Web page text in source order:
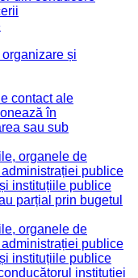
și
contact ale
în
sau sub
organele de
publice
instituțiile publice
parțial prin bugetul
organele de
publice
instituțiile publice
instituției